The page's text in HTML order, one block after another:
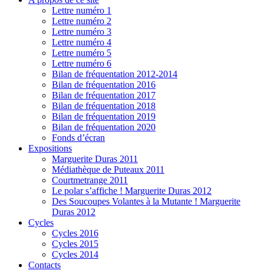
Lettre numéro 1
Lettre numéro 2
Lettre numéro 3
Lettre numéro 4
Lettre numéro 5
Lettre numéro 6
Bilan de fréquentation 2012-2014
Bilan de fréquentation 2016
Bilan de fréquentation 2017
Bilan de fréquentation 2018
Bilan de fréquentation 2019
Bilan de fréquentation 2020
Fonds d’écran
Expositions
Marguerite Duras 2011
Médiathèque de Puteaux 2011
Courtmetrange 2011
Le polar s’affiche ! Marguerite Duras 2012
Des Soucoupes Volantes à la Mutante ! Marguerite
Duras 2012
Cycles
Cycles 2016
Cycles 2015
Cycles 2014
Contacts